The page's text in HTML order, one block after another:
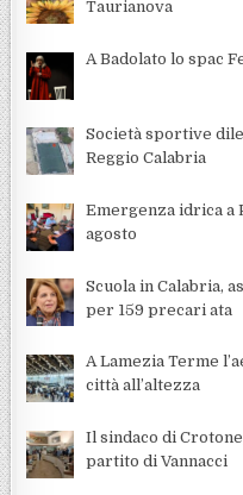
Taurianova
A Badolato lo spac
Società sportive
Reggio Calabria
Emergenza idrica a
agosto
Scuola in Calabria,
per 159 precari ata
A Lamezia Terme
città all’altezza
Il sindaco di
partito di Vannacci